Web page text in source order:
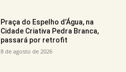
Praça do Espelho d’Água, na
Cidade Criativa Pedra Branca,
passará por retrofit
8 de agosto de 2026